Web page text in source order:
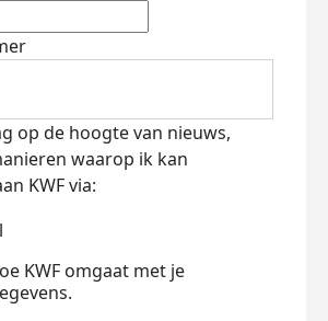
op de hoogte van nieuws,
waarop ik kan
KWF via:
KWF omgaat met je